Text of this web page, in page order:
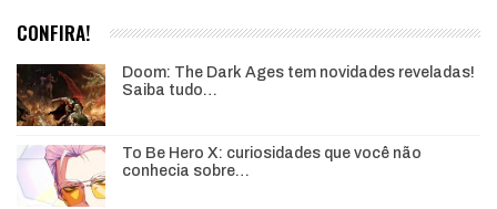
CONFIRA!
Doom: The Dark Ages tem novidades reveladas!
Saiba tudo…
To Be Hero X: curiosidades que você não
conhecia sobre…